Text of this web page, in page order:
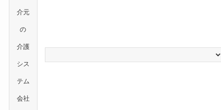
介元
の
介護
シス
テム
会社